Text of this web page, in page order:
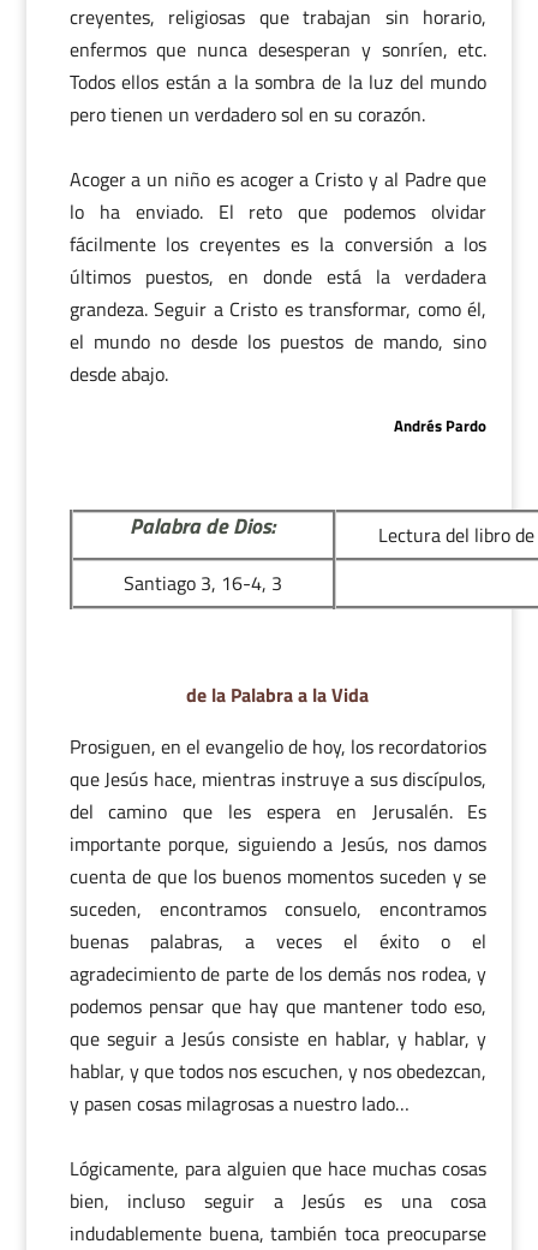
creyentes, religiosas que trabajan sin horario,
enfermos que nunca desesperan y sonríen, etc.
Todos ellos están a la sombra de la luz del mundo
pero tienen un verdadero sol en su corazón.
Acoger a un niño es acoger a Cristo y al Padre que
lo ha enviado. El reto que podemos olvidar
fácilmente los creyentes es la conversión a los
últimos puestos, en donde está la verdadera
grandeza. Seguir a Cristo es transformar, como él,
el mundo no desde los puestos de mando, sino
desde abajo.
Andrés Pardo
Palabra de Dios:
Lectura del libro
Santiago 3, 16-4, 3
de la Palabra a la Vida
Prosiguen, en el evangelio de hoy, los recordatorios
que Jesús hace, mientras instruye a sus discípulos,
del camino que les espera en Jerusalén. Es
importante porque, siguiendo a Jesús, nos damos
cuenta de que los buenos momentos suceden y se
suceden, encontramos consuelo, encontramos
buenas palabras, a veces el éxito o el
agradecimiento de parte de los demás nos rodea, y
podemos pensar que hay que mantener todo eso,
que seguir a Jesús consiste en hablar, y hablar, y
hablar, y que todos nos escuchen, y nos obedezcan,
y pasen cosas milagrosas a nuestro lado…
Lógicamente, para alguien que hace muchas cosas
bien, incluso seguir a Jesús es una cosa
indudablemente buena, también toca preocuparse